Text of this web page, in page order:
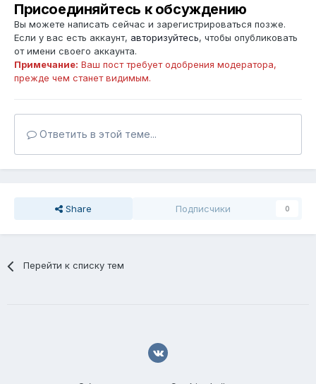
Присоединяйтесь к обсуждению
Вы можете написать сейчас и зарегистрироваться позже.
Если у вас есть аккаунт, авторизуйтесь, чтобы опубликовать
от имени своего аккаунта.
Примечание: Ваш пост требует одобрения модератора,
прежде чем станет видимым.
Ответить в этой теме...
Share Подписчики 0
Перейти к списку тем